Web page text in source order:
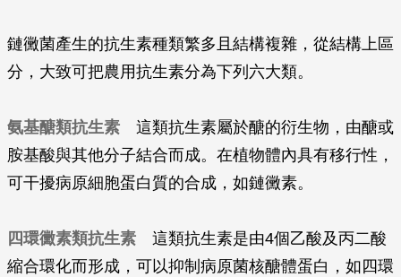
鏈黴菌產生的抗生素種類繁多且結構複雜，從結構上區
分，大致可把農用抗生素分為下列六大類。
氨基醣類抗生素 這類抗生素屬於醣的衍生物，由醣或
胺基酸與其他分子結合而成。在植物體內具有移行性，
可干擾病原細胞蛋白質的合成，如鏈黴素。
四環黴素類抗生素 這類抗生素是由4個乙酸及丙二酸
縮合環化而形成，可以抑制病原菌核醣體蛋白，如四環